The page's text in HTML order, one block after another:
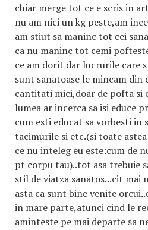
chiar merge tot ce e scris in
nu am nici un kg peste,am
am stiut sa maninc tot cei
ca nu maninc tot cemi
ce am dorit dar lucrurile care
sunt sanatoase le mincam din
cantitati mici,doar de pofta si
lumea ar incerca sa isi educe
cum esti educat sa vorbesti in
tacimurile si etc.(si toate
ce nu inteleg eu este:cum de
pt corpu tau)..tot asa trebuie
stil de viatza sanatos...cit mai
asta ca sunt bine venite
in mare parte,atunci cind le
aminteste pe mai departe sa